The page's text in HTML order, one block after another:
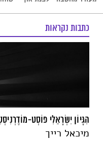
כתבות נקראות
הִגָּיוֹן יִשְׂרָאֵלִי פּוֹסְט-
מיכאל רייך